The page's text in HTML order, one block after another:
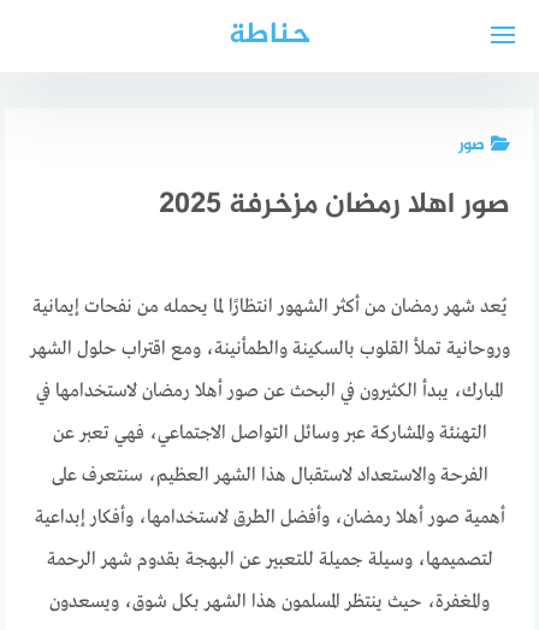
حناطة
صور
صور اهلا رمضان مزخرفة 2025
يُعد شهر رمضان من أكثر الشهور انتظارًا لما يحمله من نفحات إيمانية
وروحانية تملأ القلوب بالسكينة والطمأنينة، ومع اقتراب حلول الشهر
المبارك، يبدأ الكثيرون في البحث عن صور أهلا رمضان لاستخدامها في
التهنئة والمشاركة عبر وسائل التواصل الاجتماعي، فهي تعبر عن
الفرحة والاستعداد لاستقبال هذا الشهر العظيم، سنتعرف على
أهمية صور أهلا رمضان، وأفضل الطرق لاستخدامها، وأفكار إبداعية
لتصميمها، وسيلة جميلة للتعبير عن البهجة بقدوم شهر الرحمة
والمغفرة، حيث ينتظر المسلمون هذا الشهر بكل شوق، ويسعدون